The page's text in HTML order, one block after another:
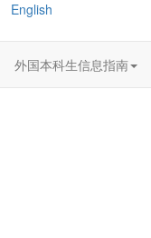
English
外国本科生信息指南